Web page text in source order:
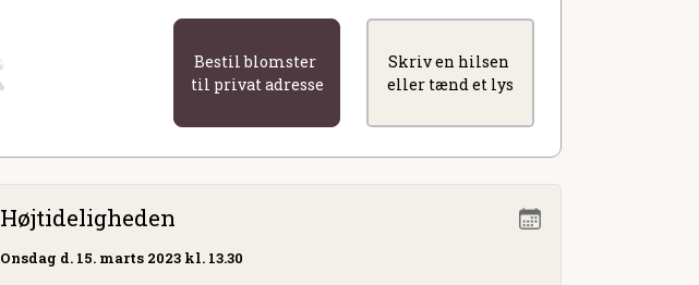
Bestil blomster
til privat adresse
Skriv en hilsen
eller tænd et lys
Højtideligheden
Onsdag d. 15. marts 2023 kl. 13.30